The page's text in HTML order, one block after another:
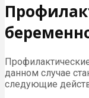
данном случае
следующие